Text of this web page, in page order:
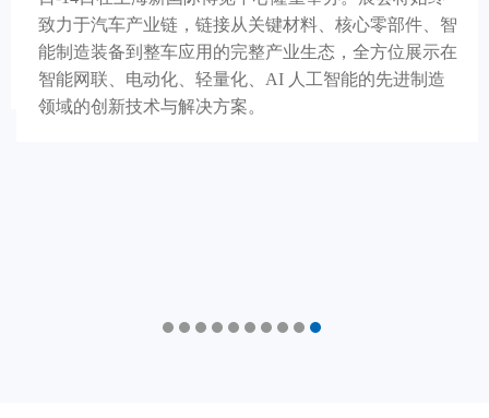
致力于汽车产业链，链接从关键材料、核心零部件、智
能制造装备到整车应用的完整产业生态，全方位展示在
智能网联、电动化、轻量化、AI 人工智能的先进制造
领域的创新技术与解决方案。